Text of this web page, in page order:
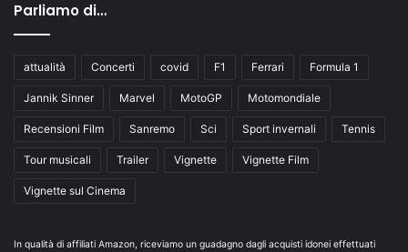
Parliamo di…
attualità Concerti covid F1 Ferrari Formula 1
Jannik Sinner Marvel MotoGP Motomondiale
Recensioni Film Sanremo Sci Sport invernali Tennis
Tour musicali Trailer Vignette Vignette Film
Vignette sul Cinema
In qualità di affiliati Amazon, riceviamo un guadagno dagli acquisti idonei effettuati